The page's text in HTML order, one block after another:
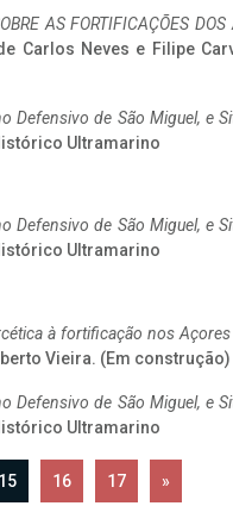
AS FORTIFICAÇÕES
Carlos Neves e Filipe
Defensivo de São Miguel, e
Ultramarino
Defensivo de São Miguel, e
Ultramarino
à fortificação nos
Vieira. (Em construção)
Defensivo de São Miguel, e
Ultramarino
15 16 17 »